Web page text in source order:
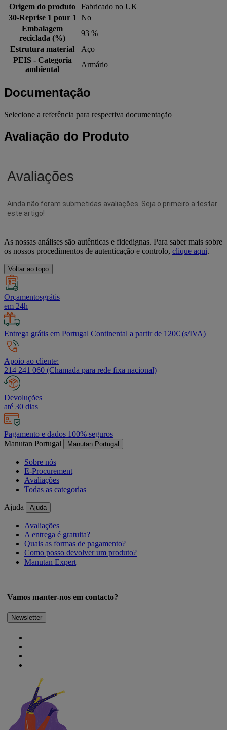
Origem do produto
Fabricado no UK
30-Reprise 1 pour 1
No
Embalagem
reciclada (%)
93 %
Estrutura material
Aço
PEIS - Categoria
ambiental
Armário
Documentação
Selecione a referência para respectiva documentação
Avaliação do Produto
As nossas análises são autênticas e fidedignas. Para saber mais sobre
os nossos procedimentos de autenticação e controlo, clique aqui.
Voltar ao topo
Orçamentosgrátis
em 24h
Entrega grátis em Portugal Continental a partir de 120€ (s/IVA)
Apoio ao cliente:
214 241 060 (Chamada para rede fixa nacional)
Devoluções
até 30 dias
Pagamento e dados 100% seguros
Manutan Portugal
Manutan Portugal
Sobre nós
E-Procurement
Avaliações
Todas as categorias
Ajuda Ajuda
Avaliações
A entrega é gratuita?
Quais as formas de pagamento?
Como posso devolver um produto?
Manutan Expert
Vamos manter-nos em contacto?
Newsletter